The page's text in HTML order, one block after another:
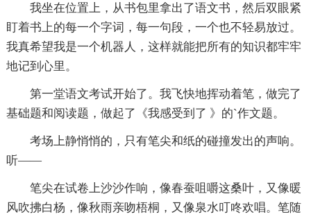
我坐在位置上，从书包里拿出了语文书，然后双眼紧
盯着书上的每一个字词，每一句段，一个也不轻易放过。
我真希望我是一个机器人，这样就能把所有的知识都牢牢
地记到心里。
第一堂语文考试开始了。我飞快地挥动着笔，做完了
基础题和阅读题，做起了《我感受到了 》的`作文题。
考场上静悄悄的，只有笔尖和纸的碰撞发出的声响。
听——
笔尖在试卷上沙沙作响，像春蚕咀嚼这桑叶，又像暖
风吹拂白杨，像秋雨亲吻梧桐，又像泉水叮咚欢唱。笔随